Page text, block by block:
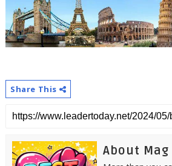
Share This
About